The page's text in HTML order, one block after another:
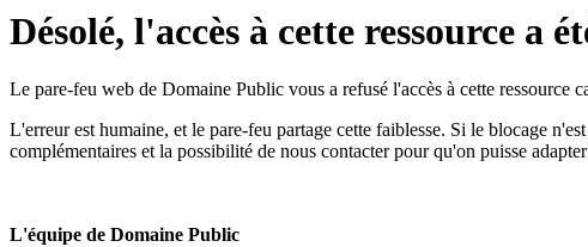
Désolé, l'accès à cette ressource a
Le pare-feu web de Domaine Public vous a refusé l'accès à cette ressource
L'erreur est humaine, et le pare-feu partage cette faiblesse. Si le blocage
complémentaires et la possibilité de nous contacter pour qu'on puisse
L'équipe de Domaine Public